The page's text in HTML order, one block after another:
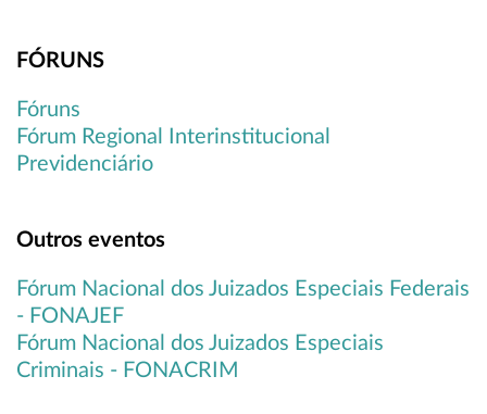
FÓRUNS
Fóruns
Fórum Regional Interinstitucional
Previdenciário
Outros eventos
Fórum Nacional dos Juizados Especiais Federais
- FONAJEF
Fórum Nacional dos Juizados Especiais
Criminais - FONACRIM